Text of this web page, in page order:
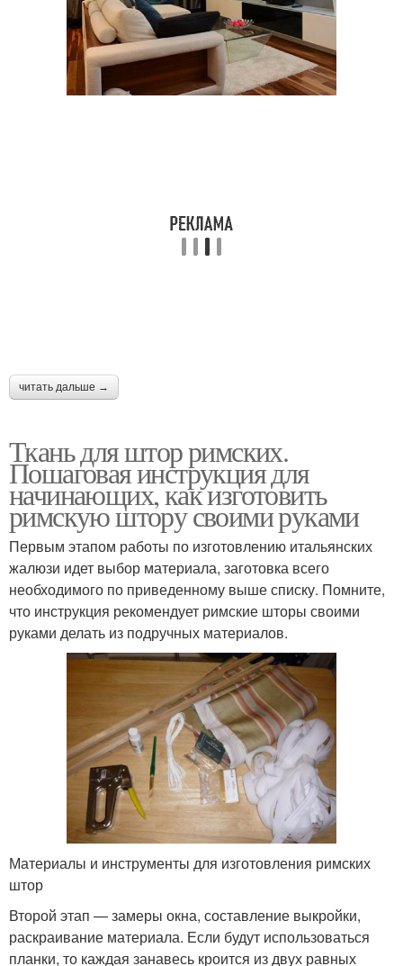
читать дальше →
Ткань для штор римских.
Пошаговая инструкция для
начинающих, как изготовить
римскую штору своими руками
Первым этапом работы по изготовлению итальянских
жалюзи идет выбор материала, заготовка всего
необходимого по приведенному выше списку. Помните,
что инструкция рекомендует римские шторы своими
руками делать из подручных материалов.
Материалы и инструменты для изготовления римских
штор
Второй этап — замеры окна, составление выкройки,
раскраивание материала. Если будут использоваться
планки, то каждая занавесь кроится из двух равных